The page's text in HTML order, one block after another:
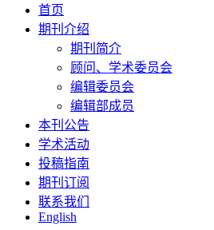
首页
期刊介绍
期刊简介
顾问、学术委员会
编辑委员会
编辑部成员
本刊公告
学术活动
投稿指南
期刊订阅
联系我们
English